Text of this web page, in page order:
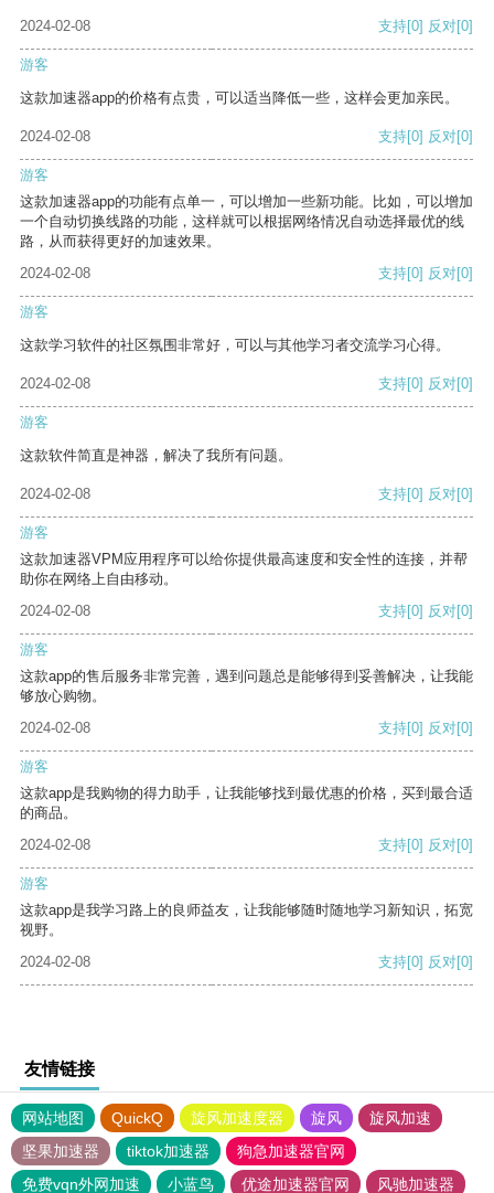
2024-02-08 支持[0] 反对[0]
游客
这款加速器app的价格有点贵，可以适当降低一些，这样会更加亲民。
2024-02-08 支持[0] 反对[0]
游客
这款加速器app的功能有点单一，可以增加一些新功能。比如，可以增加
一个自动切换线路的功能，这样就可以根据网络情况自动选择最优的线
路，从而获得更好的加速效果。
2024-02-08
支持[0] 反对[0]
游客
这款学习软件的社区氛围非常好，可以与其他学习者交流学习心得。
2024-02-08 支持[0] 反对[0]
游客
这款软件简直是神器，解决了我所有问题。
2024-02-08 支持[0] 反对[0]
游客
这款加速器VPM应用程序可以给你提供最高速度和安全性的连接，并帮
助你在网络上自由移动。
2024-02-08
支持[0] 反对[0]
游客
这款app的售后服务非常完善，遇到问题总是能够得到妥善解决，让我能
够放心购物。
2024-02-08
支持[0] 反对[0]
游客
这款app是我购物的得力助手，让我能够找到最优惠的价格，买到最合适
的商品。
2024-02-08
支持[0] 反对[0]
游客
这款app是我学习路上的良师益友，让我能够随时随地学习新知识，拓宽
视野。
2024-02-08
支持[0] 反对[0]
友情链接
网站地图 QuickQ 旋风加速度器 旋风
旋风加速
坚果加速器
tiktok加速器
狗急加速器官网
免费vqn外网加速
小蓝鸟 优途加速器官网 风驰加速器